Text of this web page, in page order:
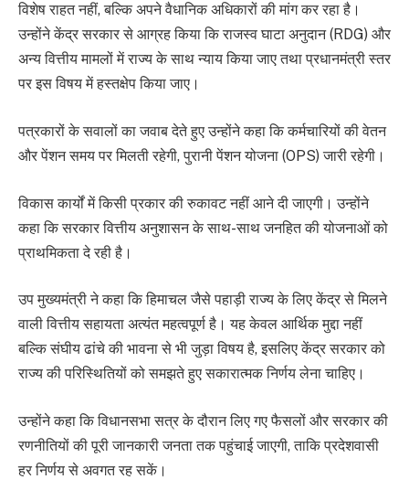
विशेष राहत नहीं, बल्कि अपने वैधानिक अधिकारों की मांग कर रहा है।
उन्होंने केंद्र सरकार से आग्रह किया कि राजस्व घाटा अनुदान (RDG) और
अन्य वित्तीय मामलों में राज्य के साथ न्याय किया जाए तथा प्रधानमंत्री स्तर
पर इस विषय में हस्तक्षेप किया जाए।
पत्रकारों के सवालों का जवाब देते हुए उन्होंने कहा कि कर्मचारियों की वेतन
और पेंशन समय पर मिलती रहेगी, पुरानी पेंशन योजना (OPS) जारी रहेगी।
विकास कार्यों में किसी प्रकार की रुकावट नहीं आने दी जाएगी। उन्होंने
कहा कि सरकार वित्तीय अनुशासन के साथ-साथ जनहित की योजनाओं को
प्राथमिकता दे रही है।
उप मुख्यमंत्री ने कहा कि हिमाचल जैसे पहाड़ी राज्य के लिए केंद्र से मिलने
वाली वित्तीय सहायता अत्यंत महत्वपूर्ण है। यह केवल आर्थिक मुद्दा नहीं
बल्कि संघीय ढांचे की भावना से भी जुड़ा विषय है, इसलिए केंद्र सरकार को
राज्य की परिस्थितियों को समझते हुए सकारात्मक निर्णय लेना चाहिए।
उन्होंने कहा कि विधानसभा सत्र के दौरान लिए गए फैसलों और सरकार की
रणनीतियों की पूरी जानकारी जनता तक पहुंचाई जाएगी, ताकि प्रदेशवासी
हर निर्णय से अवगत रह सकें।